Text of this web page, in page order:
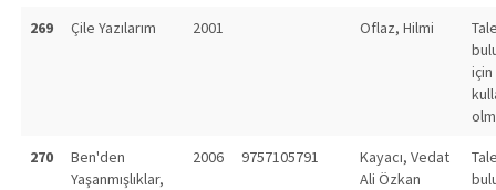
269 Çile Yazılarım 2001 Oflaz, Hilmi
için
270
Ben'den
Yaşanmışlıklar,
2006 9757105791
Kayacı, Vedat
Ali Özkan